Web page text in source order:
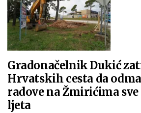
Gradonačelnik Dukić
Hrvatskih cesta da
radove na Žmirićima
ljeta